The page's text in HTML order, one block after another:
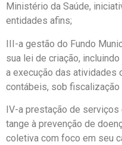
Ministério da Saúde,
entidades afins;
III-a gestão do Fundo
sua lei de criação,
a execução das atividades
contábeis, sob fiscalização
IV-a prestação de serviços
tange à prevenção de
coletiva com foco em seu